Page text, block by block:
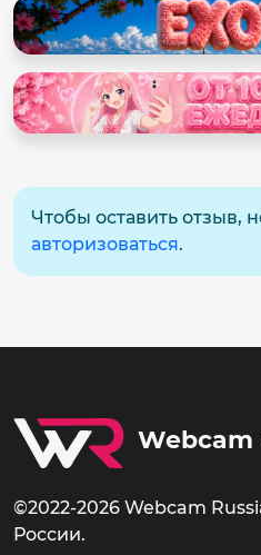
Чтобы оставить отзыв,
авторизоваться.
Webcam
©2022-2026 Webcam
России.